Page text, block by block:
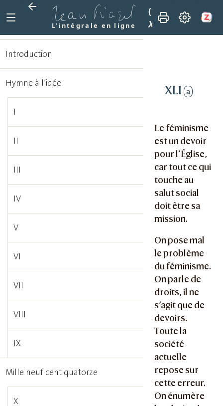
L’intégrale en ligne
(1915)
La mission
XLI
XLI a
Le féminisme
est un devoir
pour l’Église,
car tout ce qui
touche au
salut social
doit être sa
mission.
On pose mal
le problème
du féminisme.
On parle de
droits, il ne
s’agit que de
devoirs.
Toute la
société
actuelle
repose sur
cette erreur.
On énumère
Introduction
Hymne à l’idée
I
II
III
IV
V
VI
VII
VIII
IX
Mille neuf cent quatorze
X